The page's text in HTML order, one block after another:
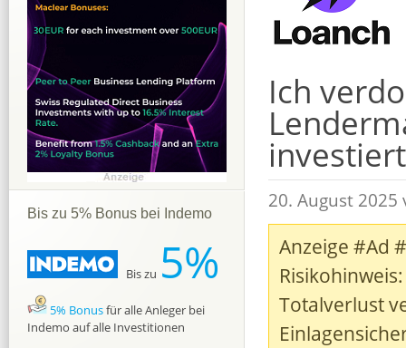
Ich
investiert
20. August
Anzeige #Ad
Totalverlust
Bis zu 5% Bonus bei Indemo
Bis zu 5%
5% Bonusfür alle Anleger bei
Indemo auf alle Investitionen